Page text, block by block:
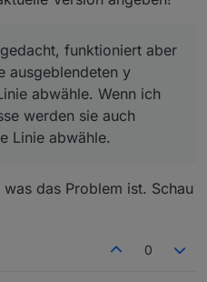
funktioniert aber
ausgeblendeten y
abwähle. Wenn ich
werden sie auch
Linie abwähle.
das Problem ist. Schau
0